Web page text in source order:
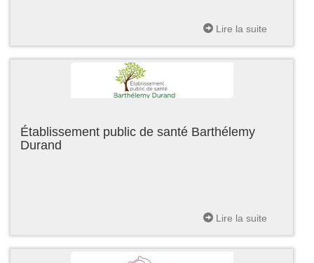
Lire la suite
Établissement public de santé Barthélemy
Durand
Lire la suite